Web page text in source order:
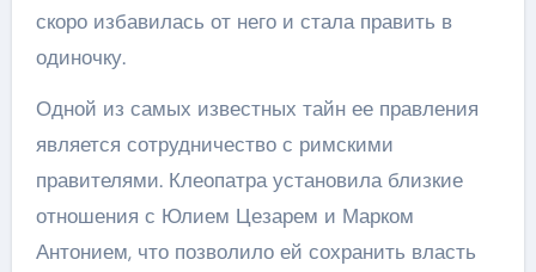
скоро избавилась от него и стала править в
одиночку.
Одной из самых известных тайн ее правления
является сотрудничество с римскими
правителями. Клеопатра установила близкие
отношения с Юлием Цезарем и Марком
Антонием, что позволило ей сохранить власть